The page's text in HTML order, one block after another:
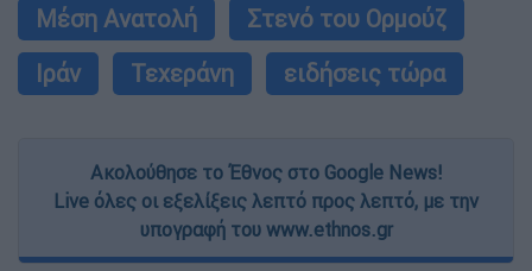
Μέση Ανατολή
Στενό του Ορμούζ
Ιράν
Τεχεράνη ειδήσεις τώρα
Ακολούθησε το Έθνος στο Google News!
Live όλες οι εξελίξεις λεπτό προς λεπτό, με την
υπογραφή του www.ethnos.gr